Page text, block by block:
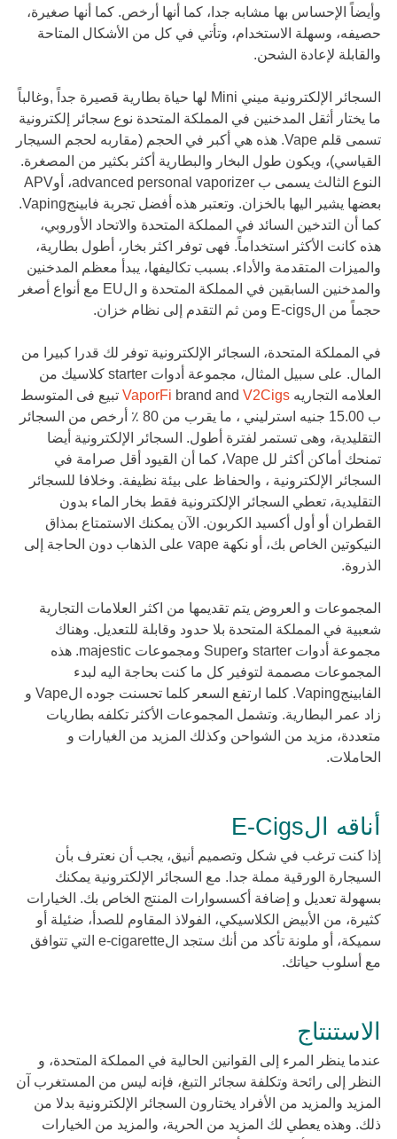
وأيضاً الإحساس بها مشابه جدا، كما أنها أرخص. كما أنها صغيرة،
حصيفه، وسهلة الاستخدام، وتأتي في كل من الأشكال المتاحة
والقابلة لإعادة الشحن.
السجائر الإلكترونية ميني Mini لها حياة بطارية قصيرة جداً ,وغالباً
ما يختار أثقل المدخنين في المملكة المتحدة نوع سجائر إلكترونية
تسمى قلم Vape. هذه هي أكبر في الحجم (مقاربه لحجم السيجار
القياسي)، ويكون طول البخار والبطارية أكثر بكثير من المصغرة.
النوع الثالث يسمى ب advanced personal vaporizer، أوAPV
بعضها يشير اليها بالخزان. وتعتبر هذه أفضل تجربة فابينجVaping.
كما أن التدخين السائد في المملكة المتحدة والاتحاد الأوروبي،
هذه كانت الأكثر استخداماً. فهى توفر اكثر بخار، أطول بطارية،
والميزات المتقدمة والأداء. بسبب تكاليفها، يبدأ معظم المدخنين
والمدخنين السابقين في المملكة المتحدة و الEU مع أنواع أصغر
حجماً من الE-cigs ومن ثم التقدم إلى نظام خزان.
في المملكة المتحدة، السجائر الإلكترونية توفر لك قدرا كبيرا من
المال. على سبيل المثال، مجموعة أدوات starter كلاسيك من
العلامه التجاريه
VaporFi brand and V2Cigs
تبيع فى المتوسط
ب 15.00 جنيه استرليني ، ما يقرب من 80 ٪ أرخص من السجائر
التقليدية، وهى تستمر لفترة أطول. السجائر الإلكترونية أيضا
تمنحك أماكن أكثر لل Vape، كما أن القيود أقل صرامة في
السجائر الإلكترونية ، والحفاظ على بيئة نظيفة. وخلافا للسجائر
التقليدية، تعطي السجائر الإلكترونية فقط بخار الماء بدون
القطران أو أول أكسيد الكربون. الآن يمكنك الاستمتاع بمذاق
النيكوتين الخاص بك، أو نكهة vape على الذهاب دون الحاجة إلى
الذروة.
المجموعات و العروض يتم تقديمها من اكثر العلامات التجارية
شعبية في المملكة المتحدة بلا حدود وقابلة للتعديل. وهناك
مجموعة أدوات starter وSuper ومجموعات majestic. هذه
المجموعات مصممة لتوفير كل ما كنت بحاجة اليه لبدء
الفابينجVaping. كلما ارتفع السعر كلما تحسنت جوده الVape و
زاد عمر البطارية. وتشمل المجموعات الأكثر تكلفه بطاريات
متعددة، مزيد من الشواحن وكذلك المزيد من الغيارات و
الحاملات.
أناقه الE-Cigs
إذا كنت ترغب في شكل وتصميم أنيق، يجب أن نعترف بأن
السيجارة الورقية مملة جدا. مع السجائر الإلكترونية يمكنك
بسهولة تعديل و إضافة أكسسوارات المنتج الخاص بك. الخيارات
كثيرة، من الأبيض الكلاسيكي، الفولاذ المقاوم للصدأ، ضئيلة أو
سميكة، أو ملونة تأكد من أنك ستجد الe-cigarette التي تتوافق
مع أسلوب حياتك.
الاستنتاج
عندما ينظر المرء إلى القوانين الحالية في المملكة المتحدة، و
النظر إلى رائحة وتكلفة سجائر التبغ، فإنه ليس من المستغرب آن
المزيد والمزيد من الأفراد يختارون السجائر الإلكترونية بدلا من
ذلك. وهذه يعطي لك المزيد من الحرية، والمزيد من الخيارات